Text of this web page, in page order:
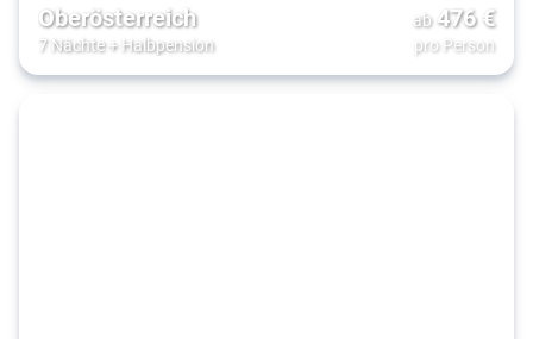
Oberösterreich
7 Nächte+ Halbpension
ab 476€
pro Person